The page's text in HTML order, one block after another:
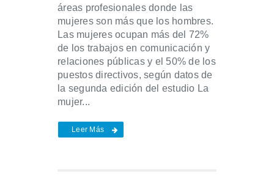
áreas profesionales donde las
mujeres son más que los hombres.
Las mujeres ocupan más del 72%
de los trabajos en comunicación y
relaciones públicas y el 50% de los
puestos directivos, según datos de
la segunda edición del estudio La
mujer...
Leer Más